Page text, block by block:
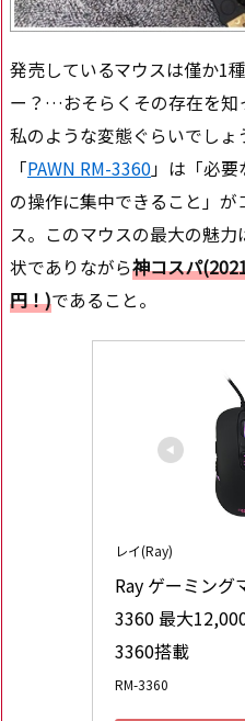
発売しているマウスは僅か1
ー？…おそらくその存在を知
私のような変態ぐらいでしょ
「PAWN RM-3360」は「必
の操作に集中できること」
ス。このマウスの最大の魅力
状でありながら神コスパ
円！)であること。
レイ(Ray)
Ray ゲーミング
3360 最大
3360搭載
RM-3360